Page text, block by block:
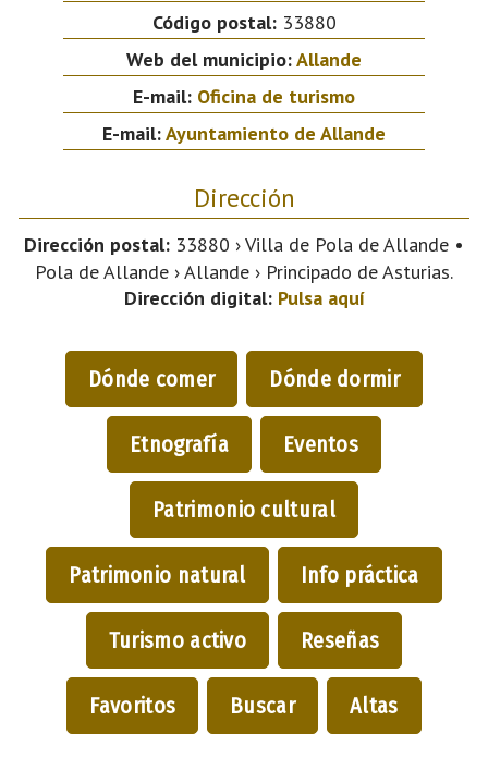
Código postal:33880
Web del municipio:Allande
E-mail: Oficina de turismo
E-mail:Ayuntamiento de Allande
Dirección
Dirección postal: 33880 › Villa de Pola de Allande •
Pola de Allande › Allande › Principado de Asturias.
Dirección digital: Pulsa aquí
Dónde comer Dónde dormir
Etnografía Eventos
Patrimonio cultural
Patrimonio natural Info práctica
Turismo activo Reseñas
Favoritos Buscar Altas